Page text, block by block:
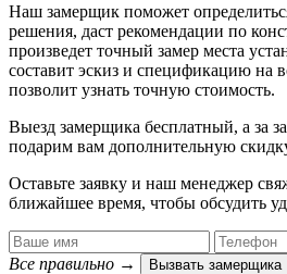
Наш замерщик поможет
решения, даст рекомендации по
произведет точный замер места
составит эскиз и спецификацию на
позволит узнать точную стоимость.
Выезд замерщика бесплатный, а за
подарим вам дополнительную
Оставьте заявку и наш менеджер
ближайшее время, чтобы обсудить
Все правильно → Вызвать замерщика